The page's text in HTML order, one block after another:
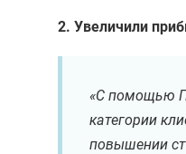
2. Увеличили
«С помощью
категории
повышении